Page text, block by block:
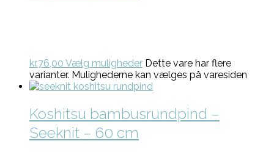
kr.76,00 Vælg muligheder Dette vare har flere
varianter. Mulighederne kan vælges på varesiden
Koshitsu bambusrundpind –
Seeknit – 60 cm